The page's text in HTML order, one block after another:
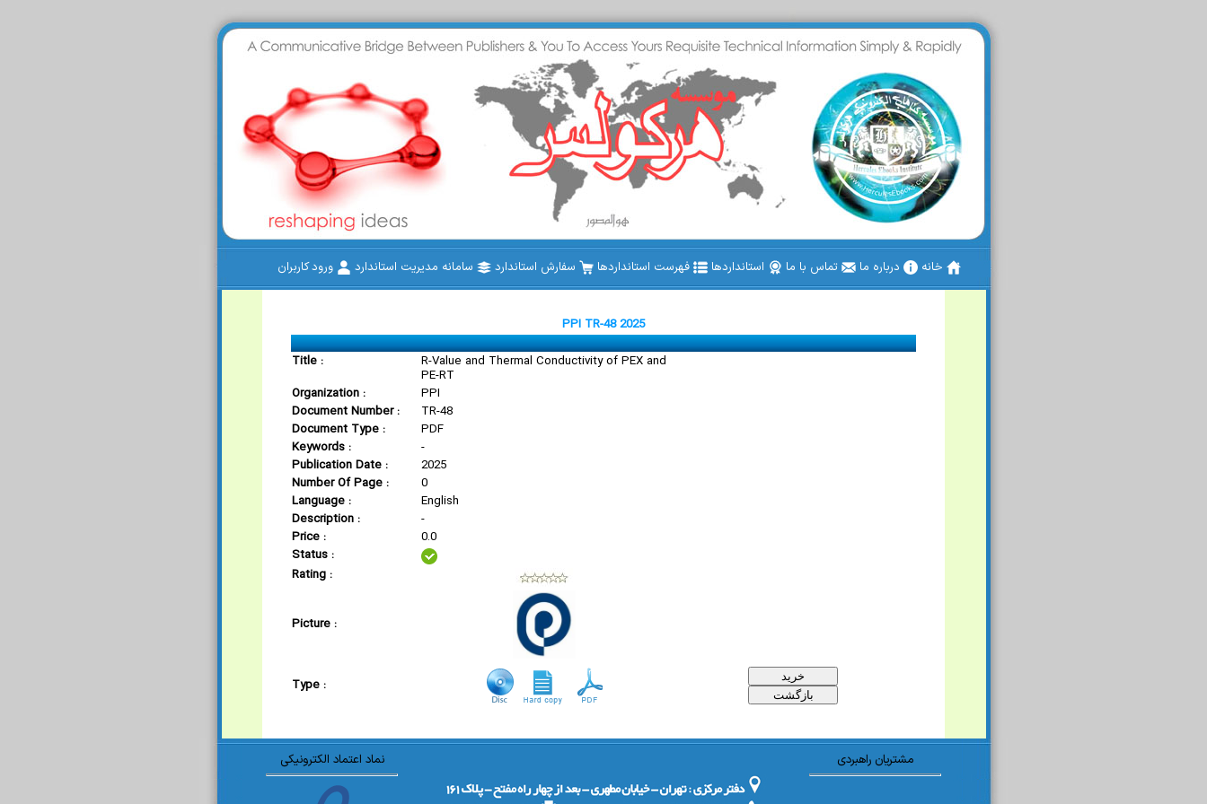
خانه درباره ما تماس با ما استانداردها فهرست استانداردها سفارش استاندارد سامانه مدیریت استاندارد ورود کاربران
PPI TR-48 2025
Title :
R-Value and Thermal Conductivity of PEX and
PE-RT
Organization :
PPI
Document Number :
TR-48
Document Type :
PDF
Keywords :
-
Publication Date :
2025
Number Of Page :
0
Language :
English
Description :
-
Price :
0.0
Status :
Rating :
Picture :
Type :
نماد اعتماد الکترونیکی مشتریان راهبردی